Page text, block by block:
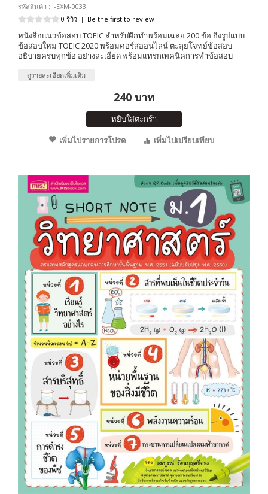
รหัสสินค้า : I-EXM-0033
0 รีวิว | Be the first to review
หนังสือแนวข้อสอบ TOEIC สำหรับฝึกทำพร้อมเฉลย 200 ข้อ อิงรูปแบบ
ข้อสอบใหม่ TOEIC 2020 พร้อมคอร์สออนไลน์ ตะลุยโจทย์ข้อสอบ
อธิบายครบทุกข้อ อย่างละเอียด พร้อมแทรกเทคนิคการทำข้อสอบ
ดูรายละเอียดเพิ่มเติม
240 บาท
หยิบใส่ตะกร้า
เพิ่มไปรายการโปรด
เพิ่มไปเปรียบเทียบ